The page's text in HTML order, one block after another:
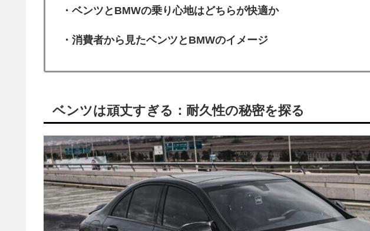
・ベンツとBMWの乗り心地はどちらが快適か
・消費者から見たベンツとBMWのイメージ
ベンツは頑丈すぎる：耐久性の秘密を探る